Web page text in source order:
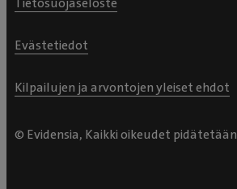
Evästetiedot
Kilpailujen ja arvontojen yleiset ehdot
© Evidensia, Kaikki oikeudet pidätetään